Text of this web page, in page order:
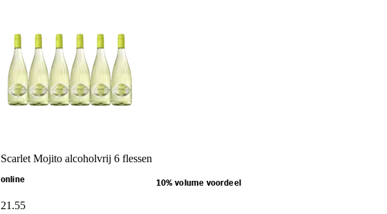
Scarlet Mojito alcoholvrij 6 flessen
online 10% volume voordeel
21 .55